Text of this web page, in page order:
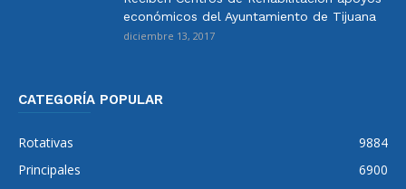
económicos del Ayuntamiento de Tijuana
diciembre 13, 2017
CATEGORÍA POPULAR
Rotativas
9884
Principales
6900